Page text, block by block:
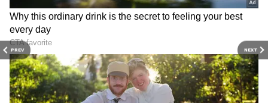
PREV NEXT
Child Murder Case:
ஒன்றரை வயது குழந்தை
உயிரிழப்பில் திடீர்
Deepa Shankar: நடிகை
தீபா ஷங்கர் குடும்பத்தில்
நடந்த அதிர்ச்சி சம்பவம்.!